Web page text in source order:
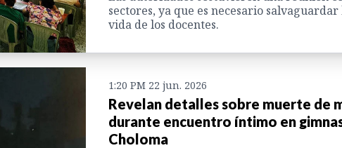
sectores, ya que es necesario
vida de los docentes.
1:20 PM 22 jun. 2026
Revelan detalles sobre muerte de
durante encuentro íntimo en
Choloma